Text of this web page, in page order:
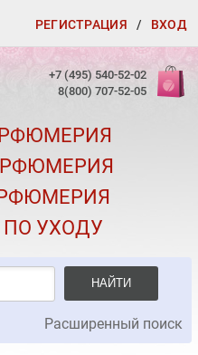
РЕГИСТРАЦИЯ / ВХОД
ЗАКАЗАМ
+7 (495) 540-52-02
8(800) 707-52-05
УХОДУ
НАЙТИ
Расширенный поиск